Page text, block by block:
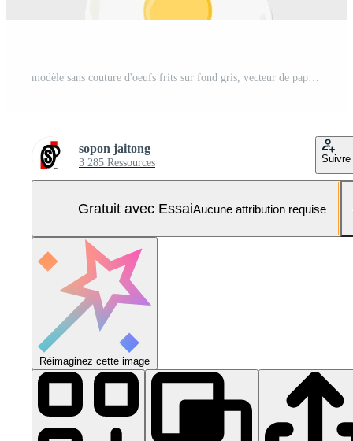
modèle sans couture d'oeufs frits sur fond gris, vecteur de papier peint de style minimaliste. Vecteur Pro et SVG Pro
sopon jaitong
3 285 Ressources Suivre
Gratuit avec EssaiAucune attribution requise
Réimaginez cette image